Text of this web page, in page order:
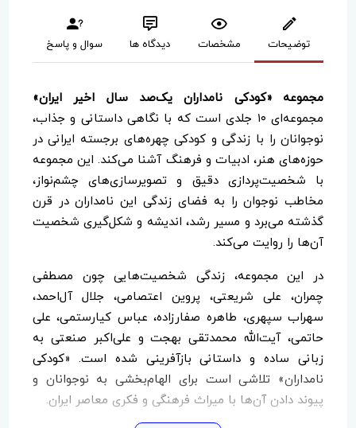
توضیحات مشخصات دیدگاه ها سوال و پاسخ
مجموعه «کودکی نامداران یک‌صد سال اخیر ایران»
مجموعه‌ای ۱۰ جلدی است که با نگاهی داستانی و جذاب،
نوجوانان را با زندگی و کودکی چهره‌های برجسته ایرانی در
حوزه‌های هنر، ادبیات و فرهنگ آشنا می‌کند. این مجموعه
با شخصیت‌پردازی دقیق و تصویرسازی‌های چشم‌نواز،
مخاطب نوجوان را به فضای زندگی این نامداران در قرن
گذشته می‌برد و مسیر رشد، اندیشه و شکل‌گیری شخصیت
آن‌ها را روایت می‌کند.
در این مجموعه، زندگی شخصیت‌هایی چون مصطفی
چمران، علی شریعتی، پروین اعتصامی، جلال آل‌احمد،
سهراب سپهری، طاهره صفارزاده، عباس کیارستمی، علی
حاتمی، آیت‌الله محمدتقی بهجت و علی‌اکبر صنعتی به
زبانی ساده و داستانی بازآفرینی شده است. «کودکی
نامداران» تلاشی است برای الهام‌بخشی به نوجوانان و
پیوند دادن آن‌ها با میراث فرهنگی و فکری معاصر ایران.